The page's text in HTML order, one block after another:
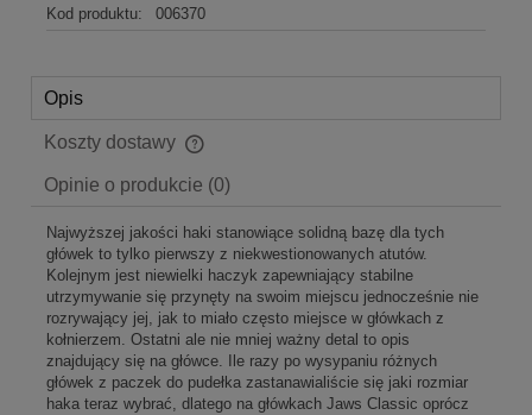
Kod produktu: 006370
Opis
Koszty dostawy
Cena nie zawiera ewentualnych kosztów płatności
Opinie o produkcie (0)
Najwyższej jakości haki stanowiące solidną bazę dla tych
główek to tylko pierwszy z niekwestionowanych atutów.
Kolejnym jest niewielki haczyk zapewniający stabilne
utrzymywanie się przynęty na swoim miejscu jednocześnie nie
rozrywający jej, jak to miało często miejsce w główkach z
kołnierzem. Ostatni ale nie mniej ważny detal to opis
znajdujący się na główce. Ile razy po wysypaniu różnych
główek z paczek do pudełka zastanawialiście się jaki rozmiar
haka teraz wybrać, dlatego na główkach Jaws Classic oprócz